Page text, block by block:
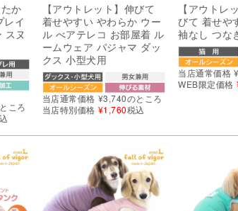
か
レイ
スヌ
ころ
【アウトレット】伸びて
着せやすい やわらか ウー
ル べアテレコ お部屋着 ル
ームウェア パジャマ ダッ
クス 小型犬用
当店通常価格 ¥3,740のところ
当店特別価格 ¥1,760税込
【アウトレ
びて 着せや
袖なし つな
当店通常価格 ¥
WEB限定価格